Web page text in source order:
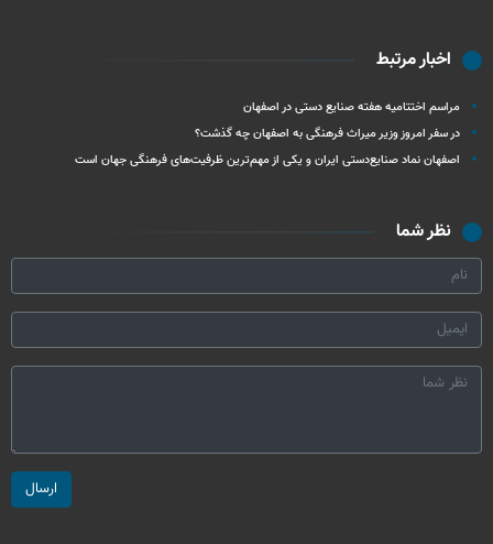
اخبار مرتبط
مراسم اختتامیه هفته صنایع دستی در اصفهان
در سفر امروز وزیر میراث‌ فرهنگی به اصفهان چه گذشت؟
اصفهان نماد صنایع‌دستی ایران و یکی از مهم‌ترین ظرفیت‌های فرهنگی جهان است
نظر شما
ارسال